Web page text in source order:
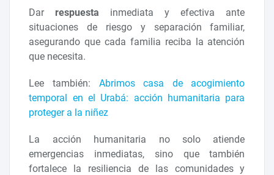
Dar respuesta inmediata y efectiva ante
situaciones de riesgo y separación familiar,
asegurando que cada familia reciba la atención
que necesita.
Lee también: Abrimos casa de acogimiento
temporal en el Urabá: acción humanitaria para
proteger a la niñez
La acción humanitaria no solo atiende
emergencias inmediatas, sino que también
fortalece la resiliencia de las comunidades y